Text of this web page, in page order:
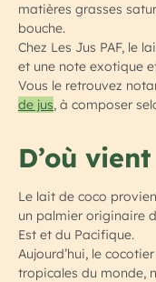
matières grasses
bouche.
Chez Les Jus PAF, le
et une note exotique
Vous le retrouvez
de jus, à composer
D’où
Le lait de coco
un palmier originaire
Est et du Pacifique.
Aujourd’hui, le
tropicales du monde,